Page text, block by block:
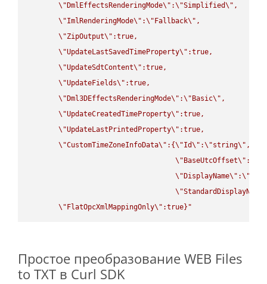
\" DmlEffectsRenderingMode\" :\"Simplified\" ,
\"ImlRenderingMode\" :\" Fallback\" ,
\"ZipOutput\" :true,
\"UpdateLastSavedTimeProperty\" :true,
\"UpdateSdtContent\" :true,
\"UpdateFields\" :true,
\" Dml3DEffectsRenderingMode\" :\" Basic\" ,
\"UpdateCreatedTimeProperty\" :true,
\"UpdateLastPrintedProperty\" :true,
\"CustomTimeZoneInfoData\" :{\"Id\" :\"string\" ,
\" BaseUtcOffset\" :
\" DisplayName\" :\"
\"StandardDisplayName
\" FlatOpcXmlMappingOnly\" :true}"
Простое преобразование WEB Files
to TXT в Curl SDK